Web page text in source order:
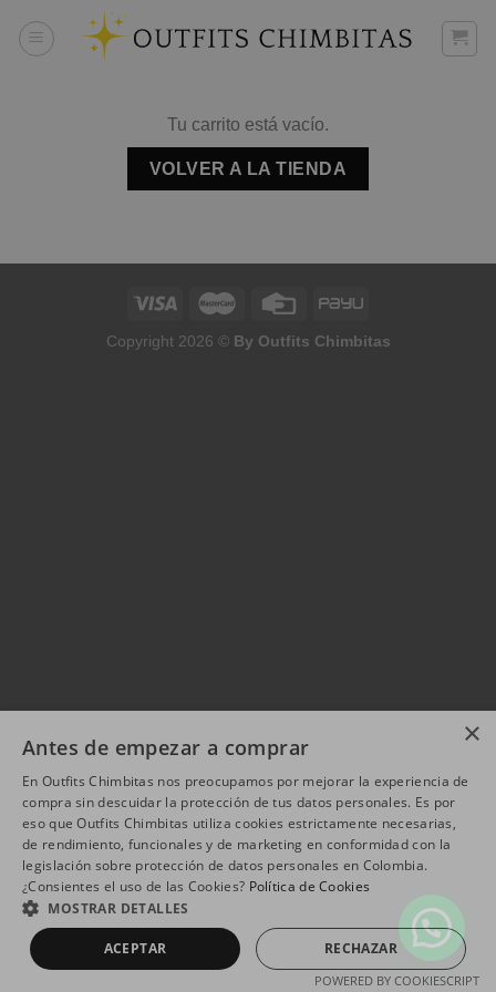
Tu carrito está vacío.
VOLVER A LA TIENDA
Copyright 2026 © By Outfits Chimbitas
×
Antes de empezar a comprar
En Outfits Chimbitas nos preocupamos por mejorar la experiencia de
compra sin descuidar la protección de tus datos personales. Es por
eso que Outfits Chimbitas utiliza cookies estrictamente necesarias,
de rendimiento, funcionales y de marketing en conformidad con la
legislación sobre protección de datos personales en Colombia.
¿Consientes el uso de las Cookies? Política de Cookies
MOSTRAR DETALLES
ACEPTAR RECHAZAR
POWERED BY COOKIESCRIPT